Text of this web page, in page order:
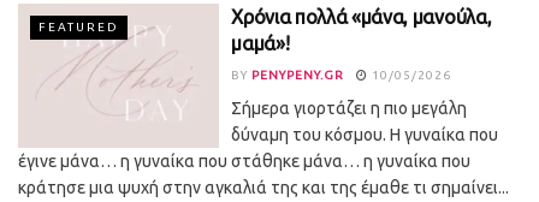
FEATURED
Χρόνια πολλά «μάνα, μανούλα,
μαμά»!
BY PENYPENY.GR 10/05/2026
Σήμερα γιορτάζει η πιο μεγάλη
δύναμη του κόσμου. Η γυναίκα που
έγινε μάνα… η γυναίκα που στάθηκε μάνα… η γυναίκα που
κράτησε μια ψυχή στην αγκαλιά της και της έμαθε τι σημαίνει...